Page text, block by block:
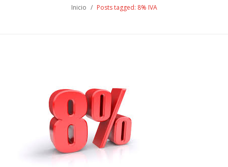
Inicio / Posts tagged: 8% IVA